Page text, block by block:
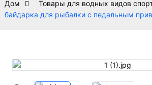
Дом Товары для водных видов
байдарка для рыбалки с педальным